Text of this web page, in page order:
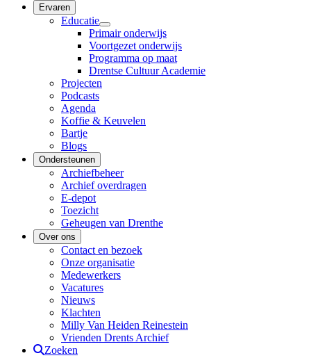
Ervaren
Educatie
Primair onderwijs
Voortgezet onderwijs
Programma op maat
Drentse Cultuur Academie
Projecten
Podcasts
Agenda
Koffie & Keuvelen
Bartje
Blogs
Ondersteunen
Archiefbeheer
Archief overdragen
E-depot
Toezicht
Geheugen van Drenthe
Over ons
Contact en bezoek
Onze organisatie
Medewerkers
Vacatures
Nieuws
Klachten
Milly Van Heiden Reinestein
Vrienden Drents Archief
Zoeken